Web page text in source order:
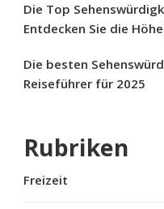
Die Top
Entdecken Sie die
Die besten
Reiseführer für 2025
Rubriken
Freizeit